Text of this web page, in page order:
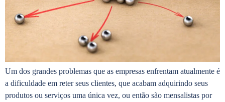
Um dos grandes problemas que as empresas enfrentam atualmente é
a dificuldade em reter seus clientes, que acabam adquirindo seus
produtos ou serviços uma única vez, ou então são mensalistas por